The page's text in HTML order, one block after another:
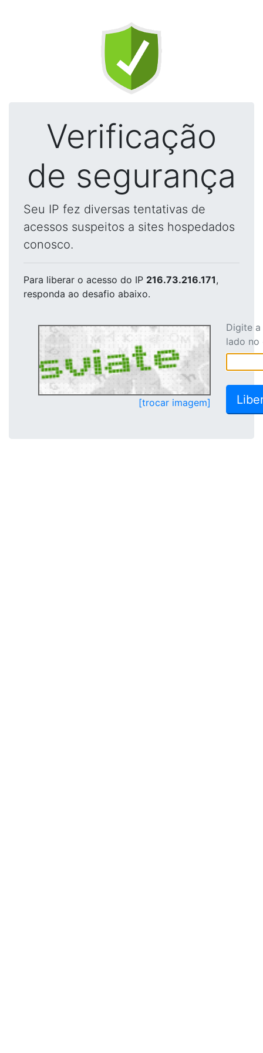
Verificação
de segurança
Seu IP fez diversas tentativas de
acessos suspeitos a sites hospedados
conosco.
Para liberar o acesso do IP 216.73.216.171,
responda ao desafio abaixo.
[trocar imagem]
Digite
lado no